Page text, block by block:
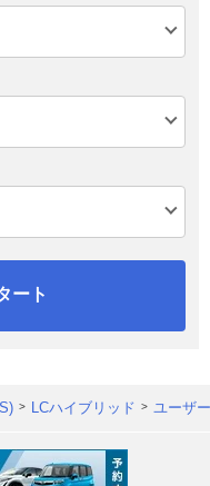
ート
LCハイブリッド ユーザ